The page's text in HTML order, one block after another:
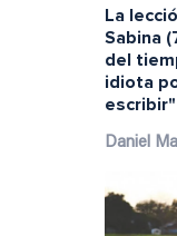
La
Sabina
del
idiota
escribir"
Daniel